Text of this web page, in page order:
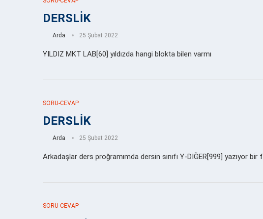
DERSLİK
Arda 25 Şubat 2022
YILDIZ MKT LAB[60] yıldızda hangi blokta bilen varmı
SORU-CEVAP
DERSLİK
Arda 25 Şubat 2022
Arkadaşlar ders proğramımda dersin sınıfı Y-DİĞER[999] yazıyor bir
SORU-CEVAP